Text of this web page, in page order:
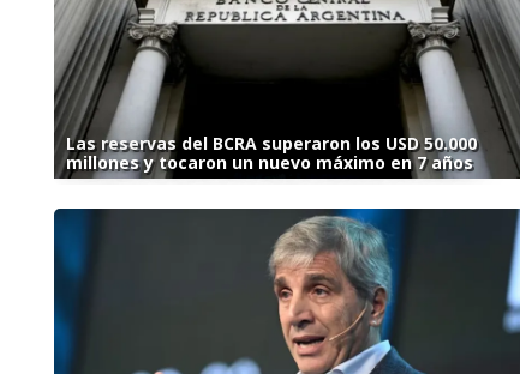
Las reservas del BCRA superaron los USD 50.000
millones y tocaron un nuevo máximo en 7 años